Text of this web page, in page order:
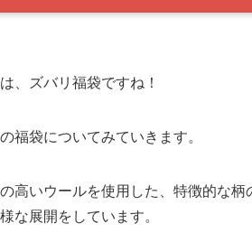
、ズバリ福袋ですね！
福袋についてみていきます。
高いウールを使用した、特徴的な
な展開をしています。